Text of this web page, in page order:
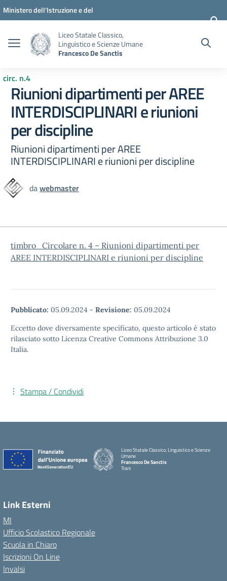
Vai ai contenuti
Vai al menu di navigazione
Vai al footer
Ministero dell'Istruzione e del
Liceo Statale Classico,
Linguistico e Scienze Umane
Francesco De Sanctis
circ. n.4
Riunioni dipartimenti per AREE
INTERDISCIPLINARI e riunioni
per discipline
Riunioni dipartimenti per AREE
INTERDISCIPLINARI e riunioni per discipline
dawebmaster
timbro_Circolare n. 4 – Riunioni dipartimenti per
AREE INTERDISCIPLINARI e riunioni per discipline
Pubblicato: 05.09.2024 - Revisione: 05.09.2024
Eccetto dove diversamente specificato, questo articolo è stato
rilasciato sotto Licenza Creative Commons Attribuzione 3.0
Italia.
Stampa / Condividi
Liceo Statale Classico, Linguistico e Scienze
Umane
Francesco De Sanctis
Trani
Link Esterni
MI
Ufficio Scolastico Regionale
Scuola in Chiaro
Iscrizioni On Line
Invalsi